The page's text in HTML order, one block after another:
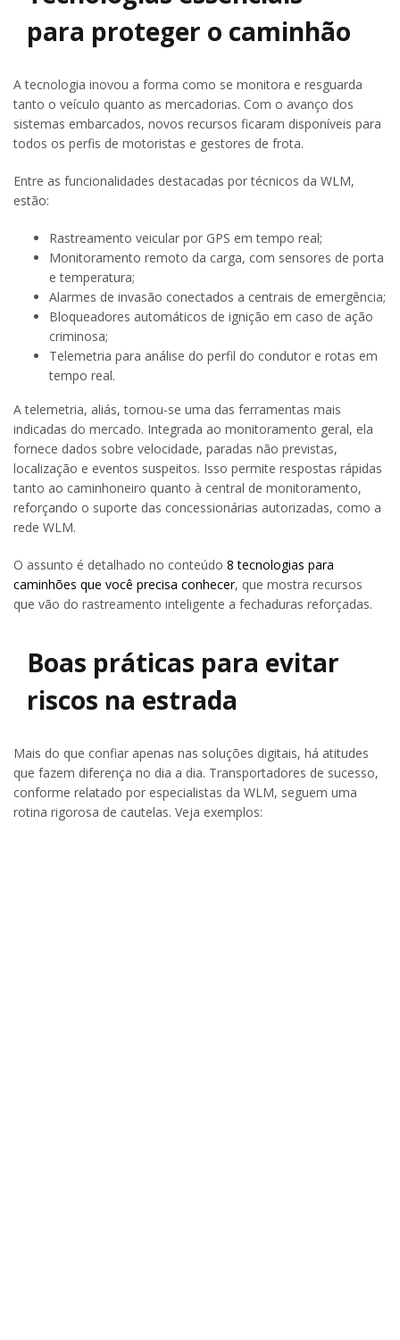
para proteger o caminhão
A tecnologia inovou a forma como se monitora e resguarda
tanto o veículo quanto as mercadorias. Com o avanço dos
sistemas embarcados, novos recursos ficaram disponíveis para
todos os perfis de motoristas e gestores de frota.
Entre as funcionalidades destacadas por técnicos da WLM,
estão:
Rastreamento veicular por GPS em tempo real;
Monitoramento remoto da carga, com sensores de porta
e temperatura;
Alarmes de invasão conectados a centrais de emergência;
Bloqueadores automáticos de ignição em caso de ação
criminosa;
Telemetria para análise do perfil do condutor e rotas em
tempo real.
A telemetria, aliás, tornou-se uma das ferramentas mais
indicadas do mercado. Integrada ao monitoramento geral, ela
fornece dados sobre velocidade, paradas não previstas,
localização e eventos suspeitos. Isso permite respostas rápidas
tanto ao caminhoneiro quanto à central de monitoramento,
reforçando o suporte das concessionárias autorizadas, como a
rede WLM.
O assunto é detalhado no conteúdo 8 tecnologias para
caminhões que você precisa conhecer, que mostra recursos
que vão do rastreamento inteligente a fechaduras reforçadas.
Boas práticas para evitar
riscos na estrada
Mais do que confiar apenas nas soluções digitais, há atitudes
que fazem diferença no dia a dia. Transportadores de sucesso,
conforme relatado por especialistas da WLM, seguem uma
rotina rigorosa de cautelas. Veja exemplos: